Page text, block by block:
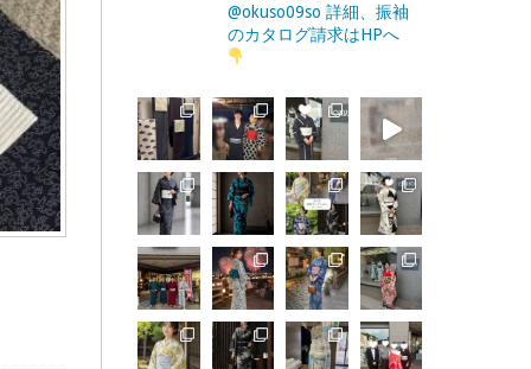
@okuso09so 詳細、振袖
のカタログ請求はHPへ